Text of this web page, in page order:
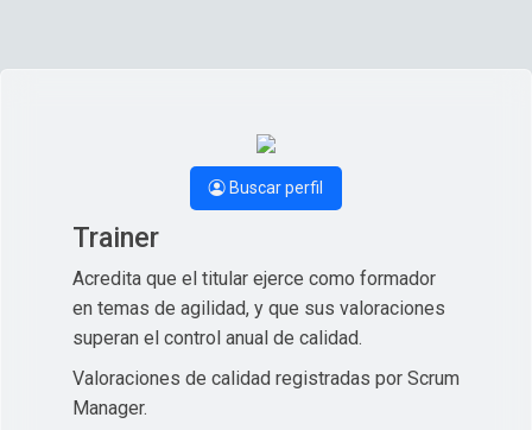
Buscar perfil
Trainer
Acredita que el titular ejerce como formador
en temas de agilidad, y que sus valoraciones
superan el control anual de calidad.
Valoraciones de calidad registradas por Scrum
Manager.